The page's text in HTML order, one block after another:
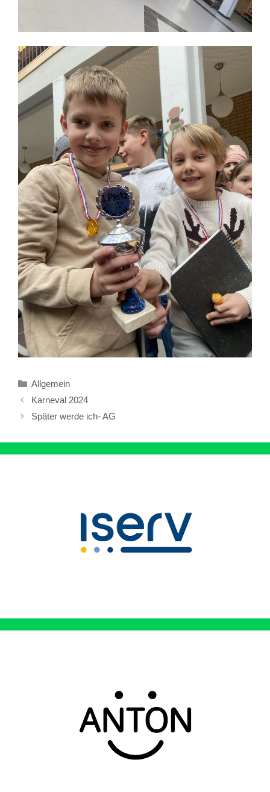
Kategorien
Allgemein
Karneval 2024
Später werde ich- AG